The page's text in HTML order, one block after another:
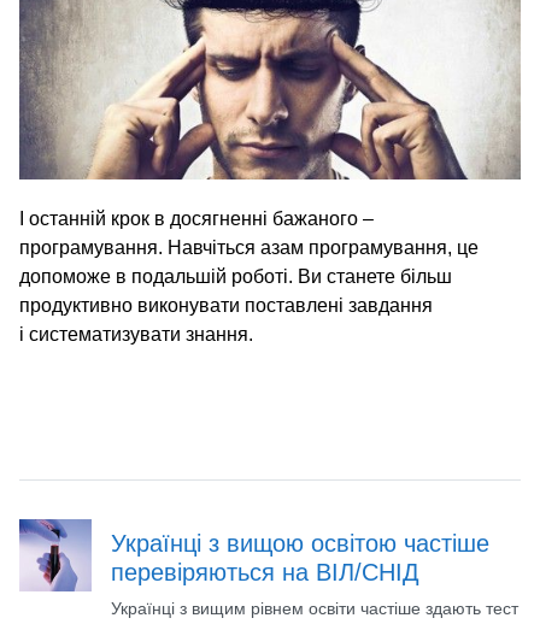
І останній крок в досягненні бажаного –
програмування. Навчіться азам програмування, це
допоможе в подальшій роботі. Ви станете більш
продуктивно виконувати поставлені завдання
і систематизувати знання.
Українці з вищою освітою частіше
перевіряються на ВІЛ/СНІД
Українці з вищим рівнем освіти частіше здають тест